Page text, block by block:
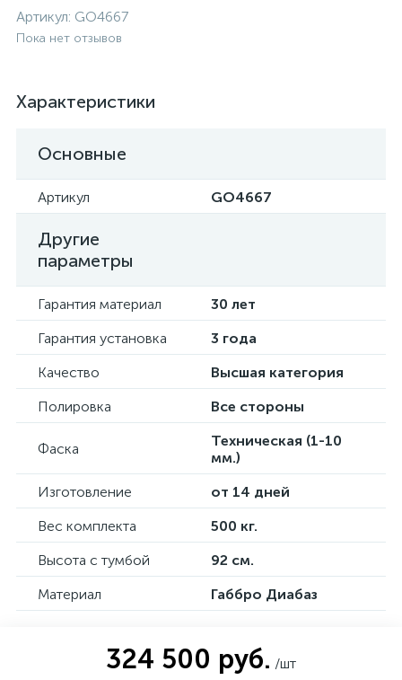
Артикул: GO4667
Пока нет отзывов
Характеристики
Основные
Артикул GO4667
Другие
параметры
Гарантия материал
30 лет
Гарантия установка
3 года
Качество
Высшая категория
Полировка
Все стороны
Фаска
Техническая (1-10
мм.)
Изготовление
от 14 дней
Вес комплекта
500 кг.
Высота с тумбой
92 см.
Материал
Габбро Диабаз
324 500 руб. /шт